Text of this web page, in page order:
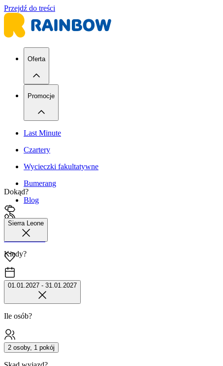
Przejdź do treści
Oferta
Promocje
Last Minute
Czartery
Wycieczki fakultatywne
Bumerang
Blog
42 680 38 51
Dokąd?
Sierra Leone
Kiedy?
01.01.2027 - 31.01.2027
Ile osób?
2 osoby, 1 pokój